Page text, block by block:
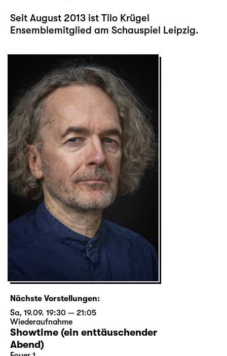
Seit August 2013 ist Tilo Krügel
Ensemblemitglied am Schauspiel Leipzig.
Nächste Vorstellungen:
Sa, 19.09. 19:30 — 21:05
Wiederaufnahme
Showtime (ein enttäuschender
Abend)